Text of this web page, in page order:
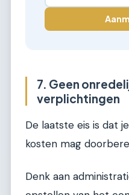
7. Geen
verplichtingen
De laatste eis is dat
kosten mag
Denk aan